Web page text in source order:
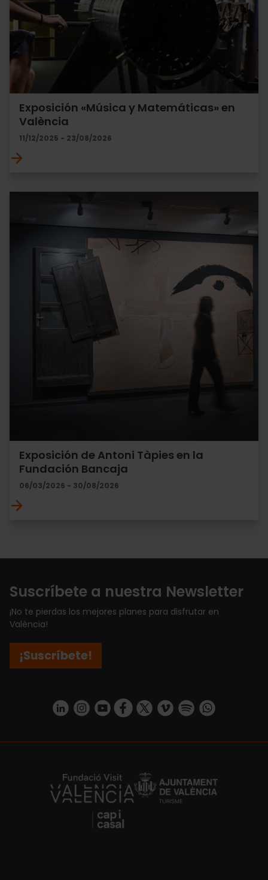
Exposición «Música y Matemáticas» en
València
11/12/2025 - 23/08/2026
Exposición de Antoni Tàpies en la
Fundación Bancaja
06/03/2026 - 30/08/2026
Suscríbete a nuestra Newsletter
¡No te pierdas los mejores planes para disfrutar en
València!
¡Suscríbete!
https://www.linkedin.com/company/turismo-valencia/mycompany/
https://www.instagram.com/visit_valencia/
https://www.youtube.com/user/
https://www.facebook.com/
https://twitter.com/
https://vimeo.com/
https://https://api.whatsapp.com/
https://fundacion.visitvalencia.com/